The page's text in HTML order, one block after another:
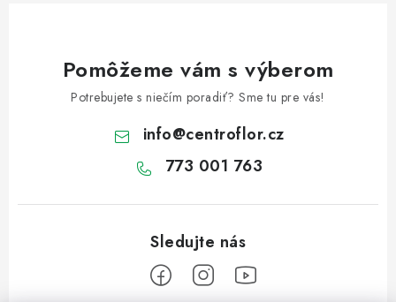
Pomôžeme vám s výberom
Potrebujete s niečím poradiť? Sme tu pre vás!
info@centroflor.cz
773 001 763